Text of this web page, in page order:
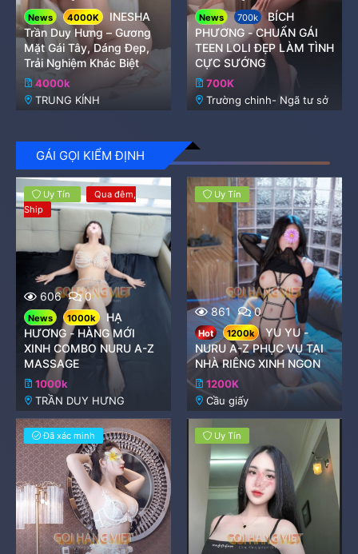
News 4000K
INESHA
Trần Duy Hưng – Gương
Mặt Gái Tây, Dáng Đẹp,
Trải Nghiệm Khác Biệt
4000k
TRUNG KÍNH
News 700k
BÍCH
PHƯƠNG - CHUẨN GÁI
TEEN LOLI ĐẸP LÀM TÌNH
CỰC SƯỚNG
700K
Trường chinh- Ngã tư sở
GÁI GỌI KIỂM ĐỊNH
Uy Tín
Qua đêm
Ship
606 0
News 1000k
HẠ
HƯƠNG - HÀNG MỚI
XINH COMBO NURU A-Z
MASSAGE
1000k
TRẦN DUY HƯNG
Uy Tín
861 0
Hot 1200k
YU YU -
NURU A-Z PHỤC VỤ TẠI
NHÀ RIÊNG XINH NGON
1200K
Cầu giấy
Đã xác minh Uy Tín